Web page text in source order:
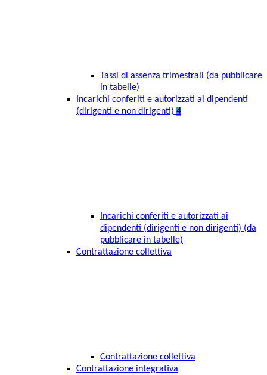
Tassi di assenza trimestrali (da pubblicare
in tabelle)
Incarichi conferiti e autorizzati ai dipendenti
(dirigenti e non dirigenti) 4
Incarichi conferiti e autorizzati ai
dipendenti (dirigenti e non dirigenti) (da
pubblicare in tabelle)
Contrattazione collettiva
Contrattazione collettiva
Contrattazione integrativa